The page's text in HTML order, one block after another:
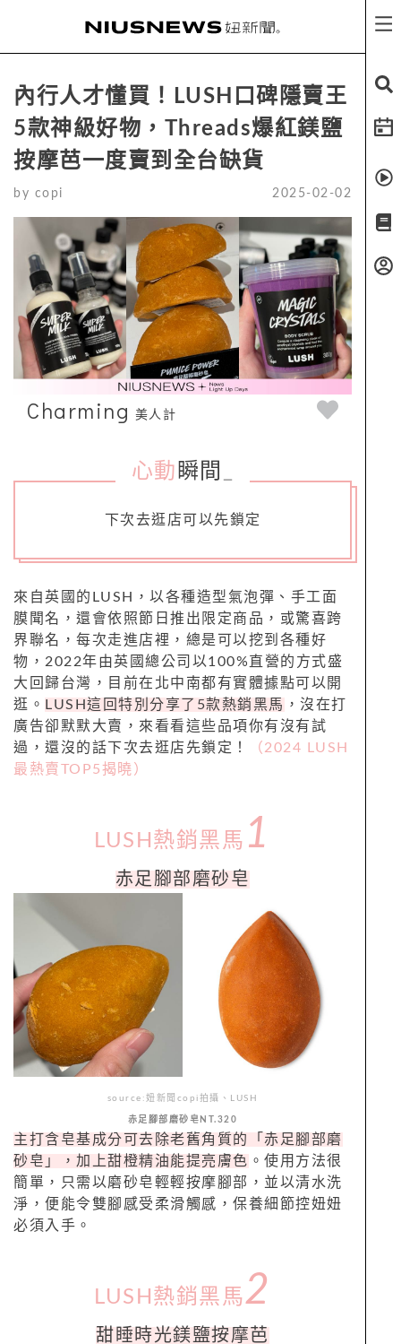
內行人才懂買！LUSH口碑隱賣王
5款神級好物，Threads爆紅鎂鹽
按摩芭一度賣到全台缺貨
by copi 2025-02-02
Charming 美人計
心動 瞬間
下次去逛店可以先鎖定
來自英國的LUSH，以各種造型氣泡彈、手工面
膜聞名，還會依照節日推出限定商品，或驚喜跨
界聯名，每次走進店裡，總是可以挖到各種好
物，2022年由英國總公司以100%直營的方式盛
大回歸台灣，目前在北中南都有實體據點可以開
逛。 LUSH這回特別分享了5款熱銷黑馬 ，沒在打
廣告卻默默大賣，來看看這些品項你有沒有試
過，還沒的話下次去逛店先鎖定！
（2024 LUSH
最熱賣TOP5揭曉）
LUSH熱銷黑馬 1
赤足腳部磨砂皂
source:妞新聞copi拍攝、LUSH
赤足腳部磨砂皂NT.320
主打含皂基成分可去除老舊角質的「赤足腳部磨
砂皂」，加上甜橙精油能提亮膚色 。使用方法很
簡單，只需以磨砂皂輕輕按摩腳部，並以清水洗
淨，便能令雙腳感受柔滑觸感，保養細節控妞妞
必須入手。
LUSH熱銷黑馬2
甜睡時光鎂鹽按摩芭